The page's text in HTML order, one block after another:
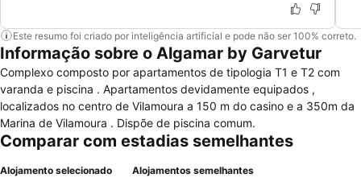
Este resumo foi criado por inteligência artificial e pode não ser 100% correto.
Informação sobre o Algamar by Garvetur
Complexo composto por apartamentos de tipologia T1 e T2 com
varanda e piscina . Apartamentos devidamente equipados ,
localizados no centro de Vilamoura a 150 m do casino e a 350m da
Marina de Vilamoura . Dispõe de piscina comum.
Comparar com estadias semelhantes
Alojamento selecionado Alojamentos semelhantes